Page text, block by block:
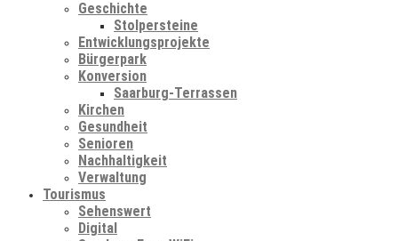
Geschichte
Stolpersteine
Entwicklungsprojekte
Bürgerpark
Konversion
Saarburg-Terrassen
Kirchen
Gesundheit
Senioren
Nachhaltigkeit
Verwaltung
Tourismus
Sehenswert
Digital